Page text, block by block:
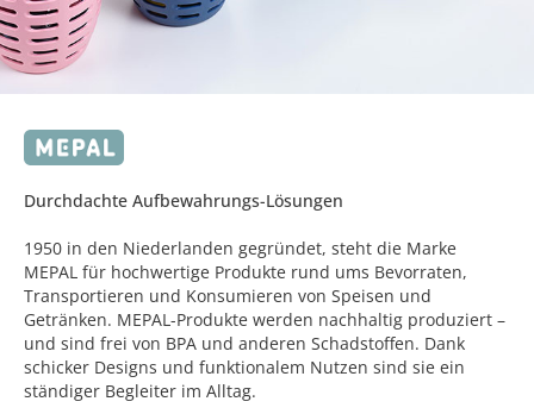
Durchdachte Aufbewahrungs-Lösungen
1950 in den Niederlanden gegründet, steht die Marke
MEPAL für hochwertige Produkte rund ums Bevorraten,
Transportieren und Konsumieren von Speisen und
Getränken. MEPAL-Produkte werden nachhaltig produziert –
und sind frei von BPA und anderen Schadstoffen. Dank
schicker Designs und funktionalem Nutzen sind sie ein
ständiger Begleiter im Alltag.